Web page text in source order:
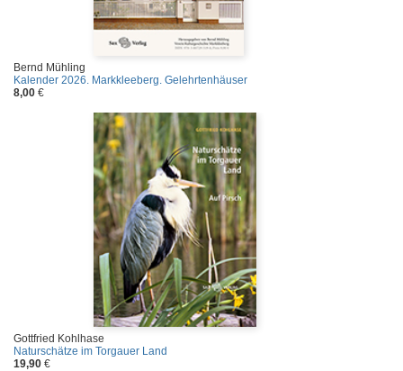
Bernd Mühling
Kalender 2026. Markkleeberg. Gelehrtenhäuser
8,00 €
Gottfried Kohlhase
Naturschätze im Torgauer Land
19,90 €